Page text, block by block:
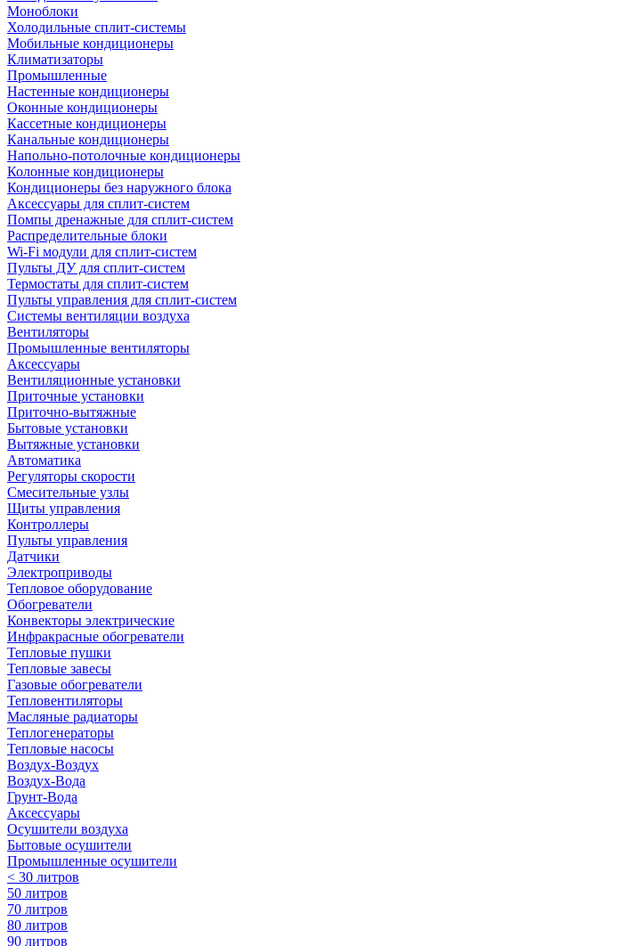
Моноблоки
Холодильные сплит-системы
Мобильные кондиционеры
Климатизаторы
Промышленные
Настенные кондиционеры
Оконные кондиционеры
Кассетные кондиционеры
Канальные кондиционеры
Напольно-потолочные кондиционеры
Колонные кондиционеры
Кондиционеры без наружного блока
Аксессуары для сплит-систем
Помпы дренажные для сплит-систем
Распределительные блоки
Wi-Fi модули для сплит-систем
Пульты ДУ для сплит-систем
Термостаты для сплит-систем
Пульты управления для сплит-систем
Системы вентиляции воздуха
Вентиляторы
Промышленные вентиляторы
Аксессуары
Вентиляционные установки
Приточные установки
Приточно-вытяжные
Бытовые установки
Вытяжные установки
Автоматика
Регуляторы скорости
Смесительные узлы
Щиты управления
Контроллеры
Пульты управления
Датчики
Электроприводы
Тепловое оборудование
Обогреватели
Конвекторы электрические
Инфракрасные обогреватели
Тепловые пушки
Тепловые завесы
Газовые обогреватели
Тепловентиляторы
Масляные радиаторы
Теплогенераторы
Тепловые насосы
Воздух-Воздух
Воздух-Вода
Грунт-Вода
Аксессуары
Осушители воздуха
Бытовые осушители
Промышленные осушители
< 30 литров
50 литров
70 литров
80 литров
90 литров